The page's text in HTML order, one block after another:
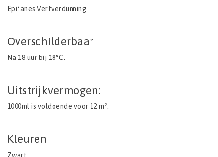
Epifanes Verfverdunning
Overschilderbaar
Na 18 uur bij 18°C.
Uitstrijkvermogen:
1000ml is voldoende voor 12 m².
Kleuren
Zwart